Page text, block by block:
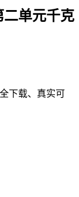
二单元千克
下载、真实可